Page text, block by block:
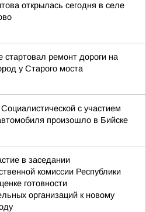
открылась сегодня в селе
стартовал ремонт дороги на
у Старого моста
с участием
произошло в Бийске
в заседании
комиссии Республики
готовности
организаций к новому